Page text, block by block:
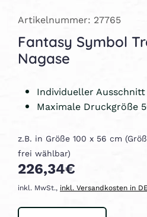
Artikelnummer: 27765
Fantasy Symbol
Nagase
Individueller
Maximale Druckgröße
z.B. in Größe 100 x 56 cm
frei wählbar)
226,34€
inkl. MwSt., inkl. Versandkosten in DE